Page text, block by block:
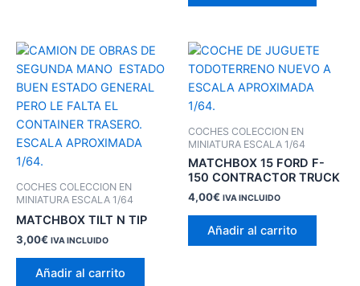
COCHES COLECCION EN
MINIATURA ESCALA 1/64
MATCHBOX TILT N TIP
3,00€ IVA INCLUIDO
Añadir al carrito
COCHES COLECCION EN
MINIATURA ESCALA 1/64
MATCHBOX 15 FORD F-
150 CONTRACTOR TRUCK
4,00€ IVA INCLUIDO
Añadir al carrito